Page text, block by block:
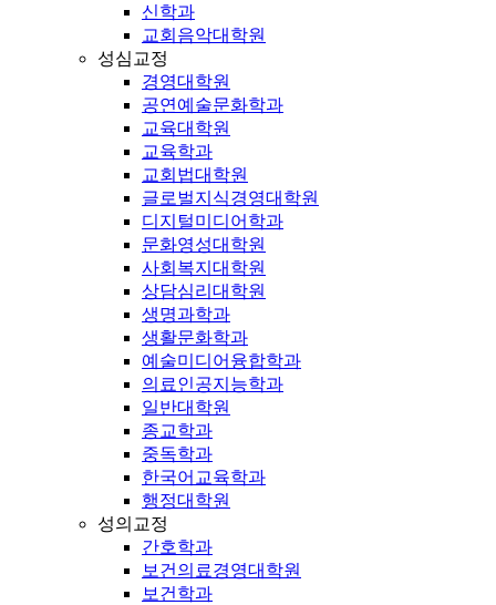
신학과
교회음악대학원
성심교정
경영대학원
공연예술문화학과
교육대학원
교육학과
교회법대학원
글로벌지식경영대학원
디지털미디어학과
문화영성대학원
사회복지대학원
상담심리대학원
생명과학과
생활문화학과
예술미디어융합학과
의료인공지능학과
일반대학원
종교학과
중독학과
한국어교육학과
행정대학원
성의교정
간호학과
보건의료경영대학원
보건학과